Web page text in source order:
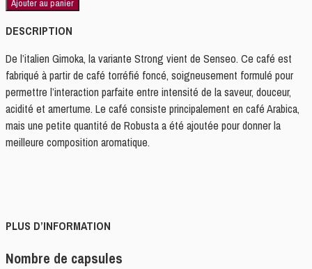
Fort
COMPATIBLES
SENSEO
Dosettes
48x
-
55mm
Ajouter au panier
DESCRIPTION
De l’italien Gimoka, la variante Strong vient de Senseo. Ce café est
fabriqué à partir de café torréfié foncé, soigneusement formulé pour
permettre l’interaction parfaite entre intensité de la saveur, douceur,
acidité et amertume. Le café consiste principalement en café Arabica,
mais une petite quantité de Robusta a été ajoutée pour donner la
meilleure composition aromatique.
PLUS D’INFORMATION
Nombre de capsules